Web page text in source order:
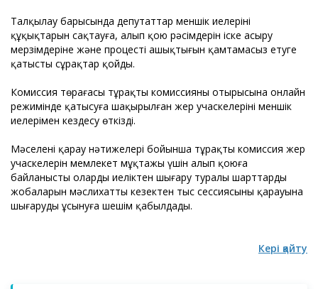
Талқылау барысында депутаттар меншік иелерінің
құқықтарын сақтауға, алып қою рәсімдерін іске асыру
мерзімдеріне және процестің ашықтығын қамтамасыз етуге
қатысты сұрақтар қойды.
Комиссия төрағасы тұрақты комиссияның отырысына онлайн
режимінде қатысуға шақырылған жер учаскелерінің меншік
иелерімен кездесу өткізді.
Мәселені қарау нәтижелері бойынша тұрақты комиссия жер
учаскелерін мемлекет мұқтажы үшін алып қоюға
байланысты оларды иеліктен шығару туралы шарттардың
жобаларын мәслихаттың кезектен тыс сессиясының қарауына
шығаруды ұсынуға шешім қабылдады.
Кері қайту